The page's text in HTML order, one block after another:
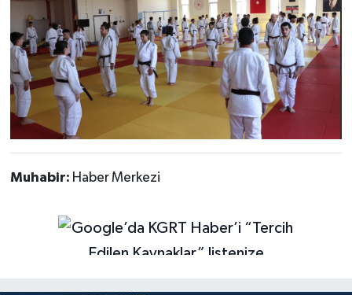
Muhabir: Haber Merkezi